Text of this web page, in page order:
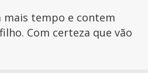
mais tempo e contem
Com certeza que vão